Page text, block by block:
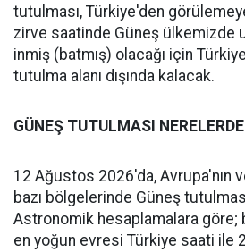
tutulması, Türkiye'den
zirve saatinde Güneş ülkemizde
inmiş (batmış) olacağı için
tutulma alanı dışında kalacak.
GÜNEŞ TUTULMASI
12 Ağustos 2026'da, Avrupa'nın
bazı bölgelerinde Güneş
Astronomik hesaplamalara göre;
en yoğun evresi Türkiye saati ile